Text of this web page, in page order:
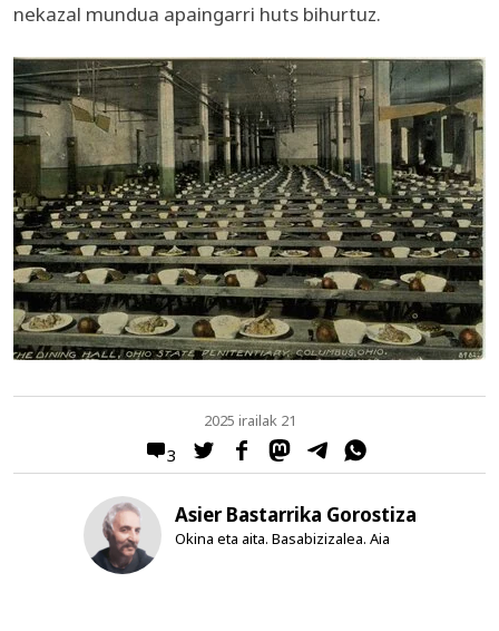
nekazal mundua apaingarri huts bihurtuz.
3
2025 irailak 21
Asier Bastarrika Gorostiza
Okina eta aita. Basabizizalea. Aia